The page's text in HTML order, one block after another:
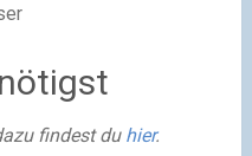
findest du hier.